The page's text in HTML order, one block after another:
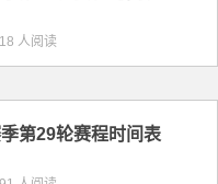
人阅读
第29轮赛程时间表